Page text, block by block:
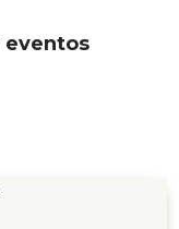
eventos